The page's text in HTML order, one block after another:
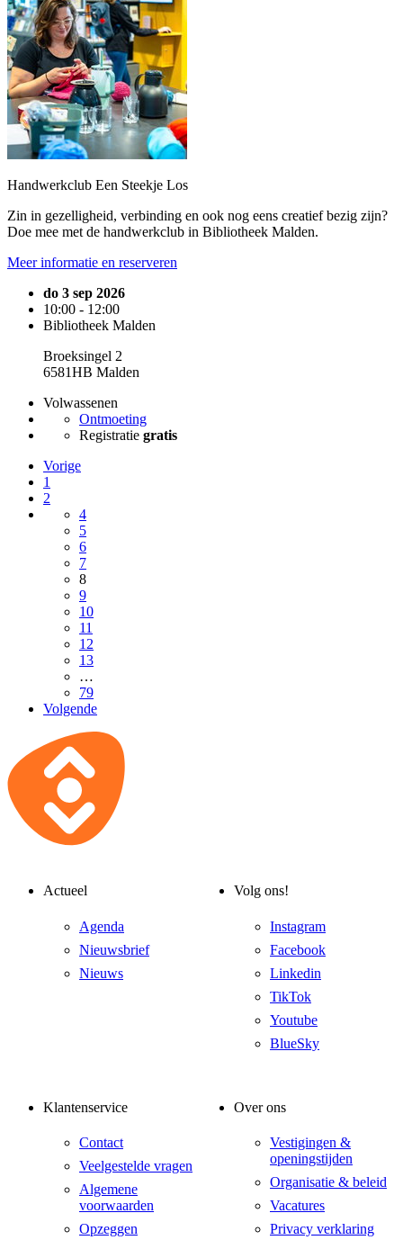
Handwerkclub Een Steekje Los
Zin in gezelligheid, verbinding en ook nog eens creatief bezig zijn?
Doe mee met de handwerkclub in Bibliotheek Malden.
Meer informatie en reserveren
do 3 sep 2026
10:00 - 12:00
Bibliotheek Malden
Broeksingel 2
6581HB Malden
Volwassenen
Ontmoeting
Registratie gratis
Vorige
1
2
4
5
6
7
8
9
10
11
12
13
…
79
Volgende
Actueel
Agenda
Nieuwsbrief
Nieuws
Volg ons!
Instagram
Facebook
Linkedin
TikTok
Youtube
BlueSky
Klantenservice
Contact
Veelgestelde vragen
Algemene
voorwaarden
Opzeggen
Over ons
Vestigingen &
openingstijden
Organisatie & beleid
Vacatures
Privacy verklaring